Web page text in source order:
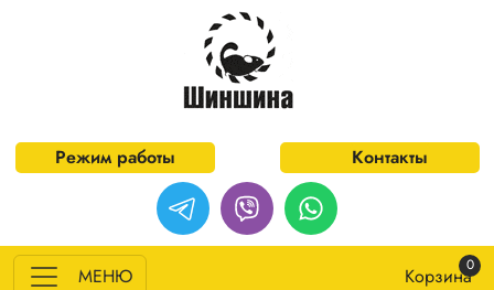
Перейти к основному содержанию
Режим работы Контакты
МЕНЮ Корзина0